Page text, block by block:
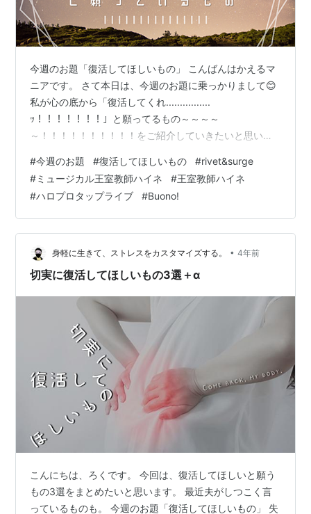
今週のお題「復活してほしいもの」 こんばんはかえるマ
ニアです。 さて本日は、今週のお題に乗っかりまして😊
私が心の底から「復活してくれ................
ｯ！！！！！！！」と願ってるもの～～～～
～！！！！！！！！！！をご紹介していきたいと思いま
マジのマジでどえらい人に土下座をして頼み込みたいく
らい復活してほしいものをピックアップ！！！共感して
一緒に土下座してくれる方募集中ですので、ぜひ読んで
いってください！ では早速！ 洋服ブランド rivet&surge
ミュージカル王室教師ハイネ ハロプロタップライブ
Buono! 関連記事
#今週のお題 #復活してほしいもの #rivet&surge
#ミュージカル王室教師ハイネ #王室教師ハイネ
#ハロプロタップライブ #Buono!
身軽に生きて、ストレスをカスタマイズする。 • 4年前
切実に復活してほしいもの3選＋α
こんにちは、ろくです。 今回は、復活してほしいと願う
もの3選をまとめたいと思います。 最近夫がしつこく言
っているものも。 今週のお題「復活してほしいもの」 失